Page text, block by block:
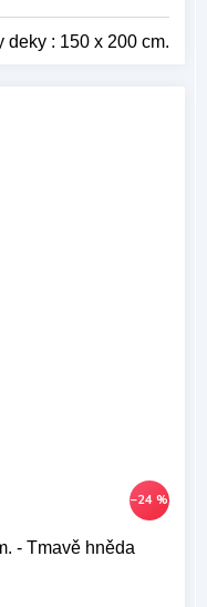
deky : 150 x 200 cm.
–24 %
- Tmavě hněda